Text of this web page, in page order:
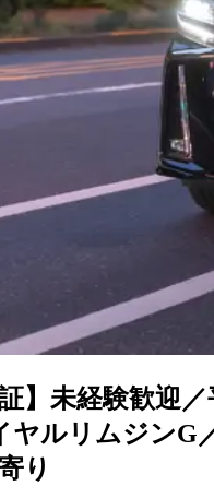
証】未経験歓迎
ヤルリムジンG
り